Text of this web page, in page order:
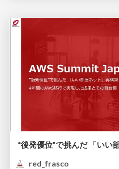
red_frasco